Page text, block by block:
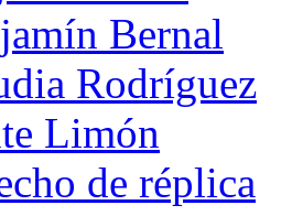
Bernal
Rodríguez
Limón
de réplica